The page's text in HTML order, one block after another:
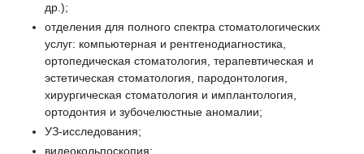
др.);
отделения для полного спектра стоматологических
услуг: компьютерная и рентгенодиагностика,
ортопедическая стоматология, терапевтическая и
эстетическая стоматология, пародонтология,
хирургическая стоматология и имплантология,
ортодонтия и зубочелюстные аномалии;
УЗ-исследования;
видеокольпоскопия;